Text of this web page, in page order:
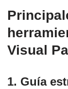
Visual
1. Guía